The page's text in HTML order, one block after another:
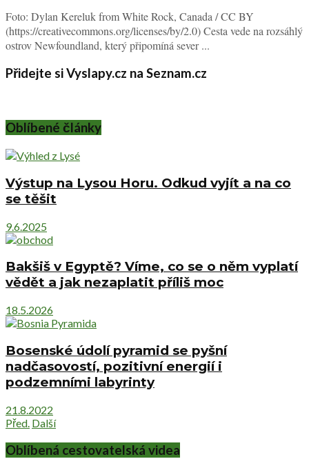
Foto: Dylan Kereluk from White Rock, Canada / CC BY
(https://creativecommons.org/licenses/by/2.0) Cesta vede na rozsáhlý
ostrov Newfoundland, který připomíná sever ...
Přidejte si Vyslapy.cz na Seznam.cz
Oblíbené články
Výstup na Lysou Horu. Odkud vyjít a na co
se těšit
9.6.2025
Bakšiš v Egyptě? Víme, co se o něm vyplatí
vědět a jak nezaplatit příliš moc
18.5.2026
Bosenské údolí pyramid se pyšní
nadčasovostí, pozitivní energií i
podzemními labyrinty
21.8.2022
Před. Další
Oblíbená cestovatelská videa